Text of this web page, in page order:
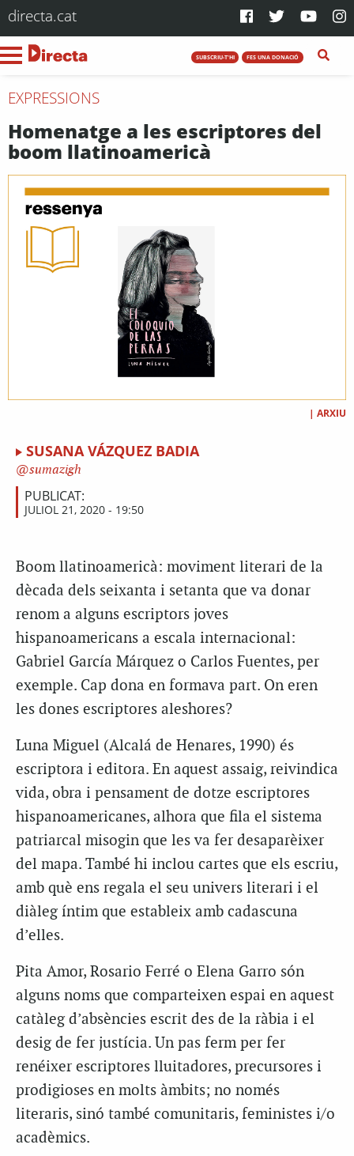
directa.cat
SUBSCRIU-T'HI FES UNA DONACIÓ
EXPRESSIONS
Homenatge a les escriptores del
boom llatinoamericà
| ARXIU
SUSANA VÁZQUEZ BADIA
sumazigh
PUBLICAT:
JULIOL 21, 2020 - 19:50
Boom llatinoamericà: moviment literari de la
dècada dels seixanta i setanta que va donar
renom a alguns escriptors joves
hispanoamericans a escala internacional:
Gabriel García Márquez o Carlos Fuentes, per
exemple. Cap dona en formava part. On eren
les dones escriptores aleshores?
Luna Miguel (Alcalá de Henares, 1990) és
escriptora i editora. En aquest assaig, reivindica
vida, obra i pensament de dotze escriptores
hispanoamericanes, alhora que fila el sistema
patriarcal misogin que les va fer desaparèixer
del mapa. També hi inclou cartes que els escriu,
amb què ens regala el seu univers literari i el
diàleg íntim que estableix amb cadascuna
d’elles.
Pita Amor, Rosario Ferré o Elena Garro són
alguns noms que comparteixen espai en aquest
catàleg d’absències escrit des de la ràbia i el
desig de fer justícia. Un pas ferm per fer
renéixer escriptores lluitadores, precursores i
prodigioses en molts àmbits; no només
literaris, sinó també comunitaris, feministes i/o
acadèmics.